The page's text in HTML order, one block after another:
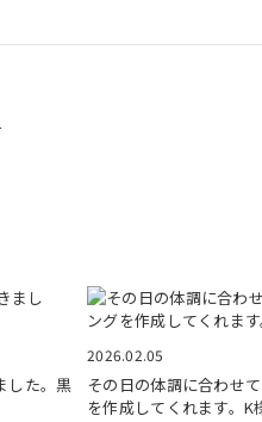
した。黒
2026.02.05
その日の体調に合わせ
を作成してくれます。K